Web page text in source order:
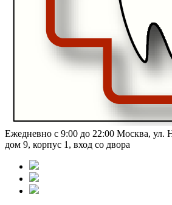
Ежедневно с 9:00 до 22:00 Москва, ул.
дом 9, корпус 1, вход со двора